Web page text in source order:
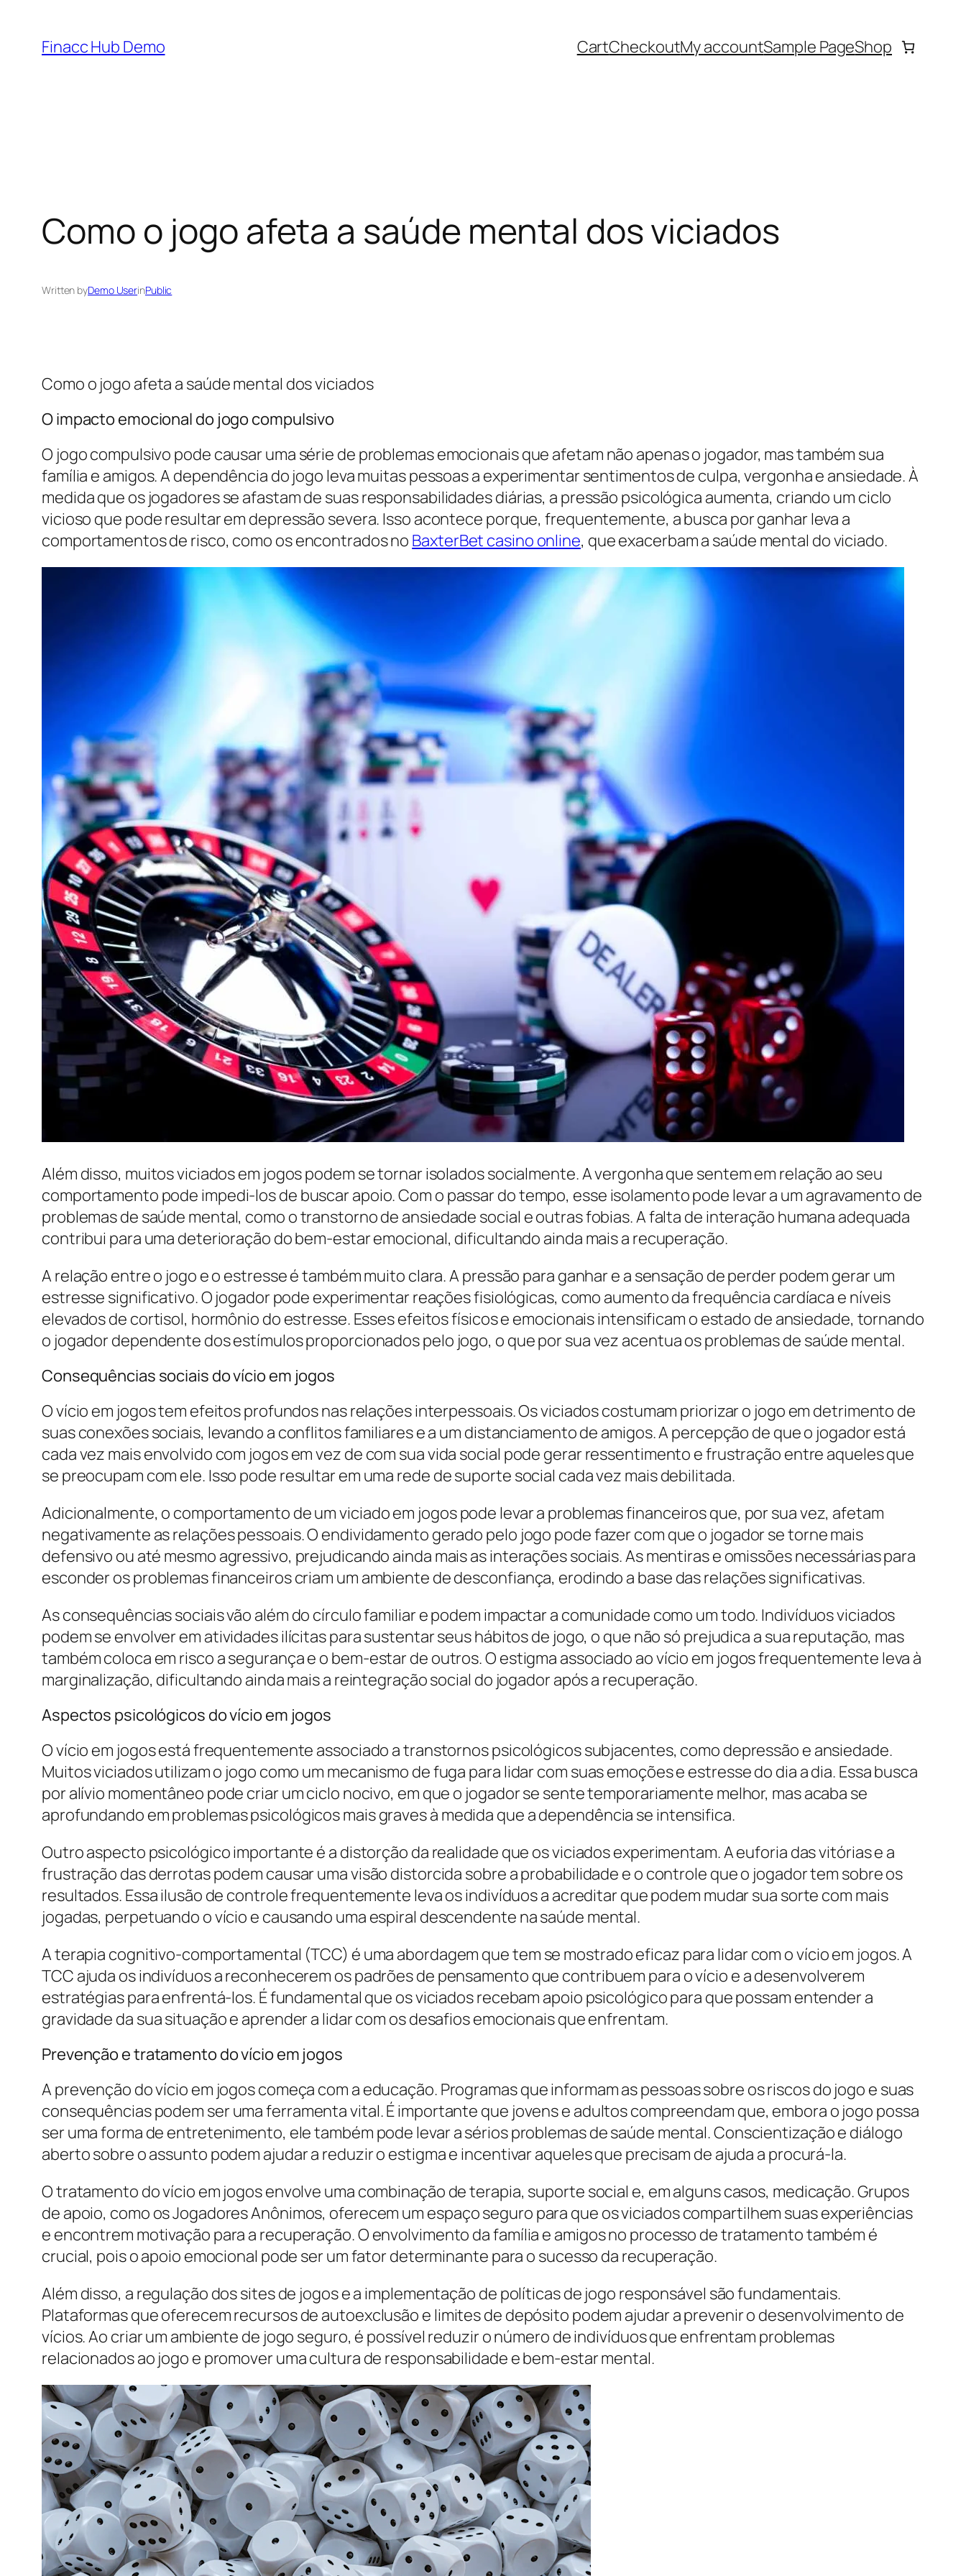
content
Finacc Hub Demo CartCheckoutMy accountSample PageShop
Como o jogo afeta a saúde mental dos viciados
Written byDemo UserinPublic
Como o jogo afeta a saúde mental dos viciados
O impacto emocional do jogo compulsivo
O jogo compulsivo pode causar uma série de problemas emocionais que afetam não apenas o jogador, mas também sua
família e amigos. A dependência do jogo leva muitas pessoas a experimentar sentimentos de culpa, vergonha e ansiedade. À
medida que os jogadores se afastam de suas responsabilidades diárias, a pressão psicológica aumenta, criando um ciclo
vicioso que pode resultar em depressão severa. Isso acontece porque, frequentemente, a busca por ganhar leva a
comportamentos de risco, como os encontrados no BaxterBet casino online, que exacerbam a saúde mental do viciado.
Além disso, muitos viciados em jogos podem se tornar isolados socialmente. A vergonha que sentem em relação ao seu
comportamento pode impedi-los de buscar apoio. Com o passar do tempo, esse isolamento pode levar a um agravamento de
problemas de saúde mental, como o transtorno de ansiedade social e outras fobias. A falta de interação humana adequada
contribui para uma deterioração do bem-estar emocional, dificultando ainda mais a recuperação.
A relação entre o jogo e o estresse é também muito clara. A pressão para ganhar e a sensação de perder podem gerar um
estresse significativo. O jogador pode experimentar reações fisiológicas, como aumento da frequência cardíaca e níveis
elevados de cortisol, hormônio do estresse. Esses efeitos físicos e emocionais intensificam o estado de ansiedade, tornando
o jogador dependente dos estímulos proporcionados pelo jogo, o que por sua vez acentua os problemas de saúde mental.
Consequências sociais do vício em jogos
O vício em jogos tem efeitos profundos nas relações interpessoais. Os viciados costumam priorizar o jogo em detrimento de
suas conexões sociais, levando a conflitos familiares e a um distanciamento de amigos. A percepção de que o jogador está
cada vez mais envolvido com jogos em vez de com sua vida social pode gerar ressentimento e frustração entre aqueles que
se preocupam com ele. Isso pode resultar em uma rede de suporte social cada vez mais debilitada.
Adicionalmente, o comportamento de um viciado em jogos pode levar a problemas financeiros que, por sua vez, afetam
negativamente as relações pessoais. O endividamento gerado pelo jogo pode fazer com que o jogador se torne mais
defensivo ou até mesmo agressivo, prejudicando ainda mais as interações sociais. As mentiras e omissões necessárias para
esconder os problemas financeiros criam um ambiente de desconfiança, erodindo a base das relações significativas.
As consequências sociais vão além do círculo familiar e podem impactar a comunidade como um todo. Indivíduos viciados
podem se envolver em atividades ilícitas para sustentar seus hábitos de jogo, o que não só prejudica a sua reputação, mas
também coloca em risco a segurança e o bem-estar de outros. O estigma associado ao vício em jogos frequentemente leva à
marginalização, dificultando ainda mais a reintegração social do jogador após a recuperação.
Aspectos psicológicos do vício em jogos
O vício em jogos está frequentemente associado a transtornos psicológicos subjacentes, como depressão e ansiedade.
Muitos viciados utilizam o jogo como um mecanismo de fuga para lidar com suas emoções e estresse do dia a dia. Essa busca
por alívio momentâneo pode criar um ciclo nocivo, em que o jogador se sente temporariamente melhor, mas acaba se
aprofundando em problemas psicológicos mais graves à medida que a dependência se intensifica.
Outro aspecto psicológico importante é a distorção da realidade que os viciados experimentam. A euforia das vitórias e a
frustração das derrotas podem causar uma visão distorcida sobre a probabilidade e o controle que o jogador tem sobre os
resultados. Essa ilusão de controle frequentemente leva os indivíduos a acreditar que podem mudar sua sorte com mais
jogadas, perpetuando o vício e causando uma espiral descendente na saúde mental.
A terapia cognitivo-comportamental (TCC) é uma abordagem que tem se mostrado eficaz para lidar com o vício em jogos. A
TCC ajuda os indivíduos a reconhecerem os padrões de pensamento que contribuem para o vício e a desenvolverem
estratégias para enfrentá-los. É fundamental que os viciados recebam apoio psicológico para que possam entender a
gravidade da sua situação e aprender a lidar com os desafios emocionais que enfrentam.
Prevenção e tratamento do vício em jogos
A prevenção do vício em jogos começa com a educação. Programas que informam as pessoas sobre os riscos do jogo e suas
consequências podem ser uma ferramenta vital. É importante que jovens e adultos compreendam que, embora o jogo possa
ser uma forma de entretenimento, ele também pode levar a sérios problemas de saúde mental. Conscientização e diálogo
aberto sobre o assunto podem ajudar a reduzir o estigma e incentivar aqueles que precisam de ajuda a procurá-la.
O tratamento do vício em jogos envolve uma combinação de terapia, suporte social e, em alguns casos, medicação. Grupos
de apoio, como os Jogadores Anônimos, oferecem um espaço seguro para que os viciados compartilhem suas experiências
e encontrem motivação para a recuperação. O envolvimento da família e amigos no processo de tratamento também é
crucial, pois o apoio emocional pode ser um fator determinante para o sucesso da recuperação.
Além disso, a regulação dos sites de jogos e a implementação de políticas de jogo responsável são fundamentais.
Plataformas que oferecem recursos de autoexclusão e limites de depósito podem ajudar a prevenir o desenvolvimento de
vícios. Ao criar um ambiente de jogo seguro, é possível reduzir o número de indivíduos que enfrentam problemas
relacionados ao jogo e promover uma cultura de responsabilidade e bem-estar mental.